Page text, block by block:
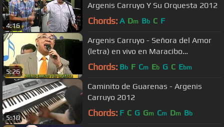
4:16
Argenis Carruyo Y Su Orquesta 2012
Chords: A Dm Bb C F
5:26
Argenis Carruyo - Señora del Amor
(letra) en vivo en Maracibo
Venezuela Musica Latina
Chords: Bb F Cm Eb G C Ebm
5:10
Caminito de Guarenas - Argenis
Carruyo 2012
Chords: F C G Gm Cm Dm Bb